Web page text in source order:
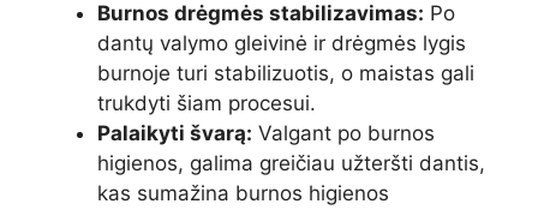
Burnos drėgmės stabilizavimas: Po
dantų valymo gleivinė ir drėgmės lygis
burnoje turi stabilizuotis, o maistas gali
trukdyti šiam procesui.
Palaikyti švarą: Valgant po burnos
higienos, galima greičiau užteršti dantis,
kas sumažina burnos higienos